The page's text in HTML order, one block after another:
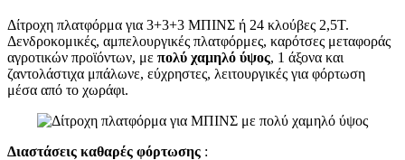
Δίτροχη πλατφόρμα για 3+3+3 ΜΠΙΝΣ ή 24 κλούβες 2,5Τ.
Δενδροκομικές, αμπελουργικές πλατφόρμες, καρότσες μεταφοράς
αγροτικών προϊόντων, με πολύ χαμηλό ύψος, 1 άξονα και
ζαντολάστιχα μπάλωνε, εύχρηστες, λειτουργικές για φόρτωση
μέσα από το χωράφι.
Διαστάσεις καθαρές φόρτωσης :